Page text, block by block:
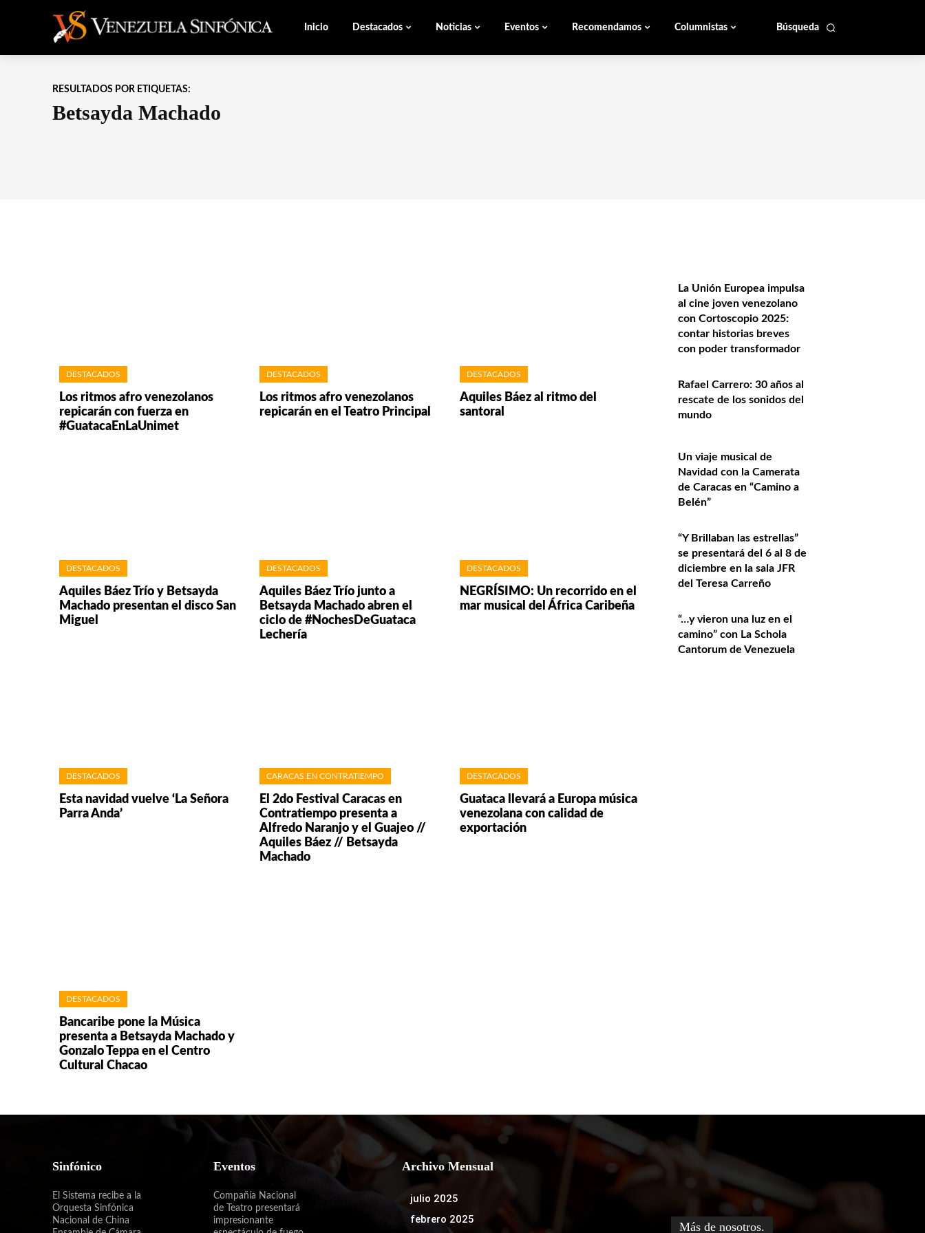
Búsqueda
Inicio Destacados Noticias Eventos Recomendamos Columnistas
RESULTADOS POR ETIQUETAS:
Betsayda Machado
DESTACADOS
Los ritmos afro venezolanos
repicarán con fuerza en
#GuatacaEnLaUnimet
DESTACADOS
Los ritmos afro venezolanos
repicarán en el Teatro Principal
DESTACADOS
Aquiles Báez al ritmo del
santoral
DESTACADOS
Aquiles Báez Trío y Betsayda
Machado presentan el disco San
Miguel
DESTACADOS
Aquiles Báez Trío junto a
Betsayda Machado abren el
ciclo de #NochesDeGuataca
Lechería
DESTACADOS
NEGRÍSIMO: Un recorrido en el
mar musical del África Caribeña
DESTACADOS
Esta navidad vuelve ‘La Señora
Parra Anda’
CARACAS EN CONTRATIEMPO
El 2do Festival Caracas en
Contratiempo presenta a
Alfredo Naranjo y el Guajeo //
Aquiles Báez // Betsayda
Machado
DESTACADOS
Guataca llevará a Europa música
venezolana con calidad de
exportación
DESTACADOS
Bancaribe pone la Música
presenta a Betsayda Machado y
Gonzalo Teppa en el Centro
Cultural Chacao
La Unión Europea impulsa
al cine joven venezolano
con Cortoscopio 2025:
contar historias breves
con poder transformador
Rafael Carrero: 30 años al
rescate de los sonidos del
mundo
Un viaje musical de
Navidad con la Camerata
de Caracas en “Camino a
Belén”
“Y Brillaban las estrellas”
se presentará del 6 al 8 de
diciembre en la sala JFR
del Teresa Carreño
“…y vieron una luz en el
camino” con La Schola
Cantorum de Venezuela
Sinfónico
El Sistema recibe a la
Orquesta Sinfónica
Nacional de China
Eventos
Compañía Nacional
de Teatro presentará
impresionante
Archivo Mensual
julio 2025
febrero 2025
Más de nosotros.